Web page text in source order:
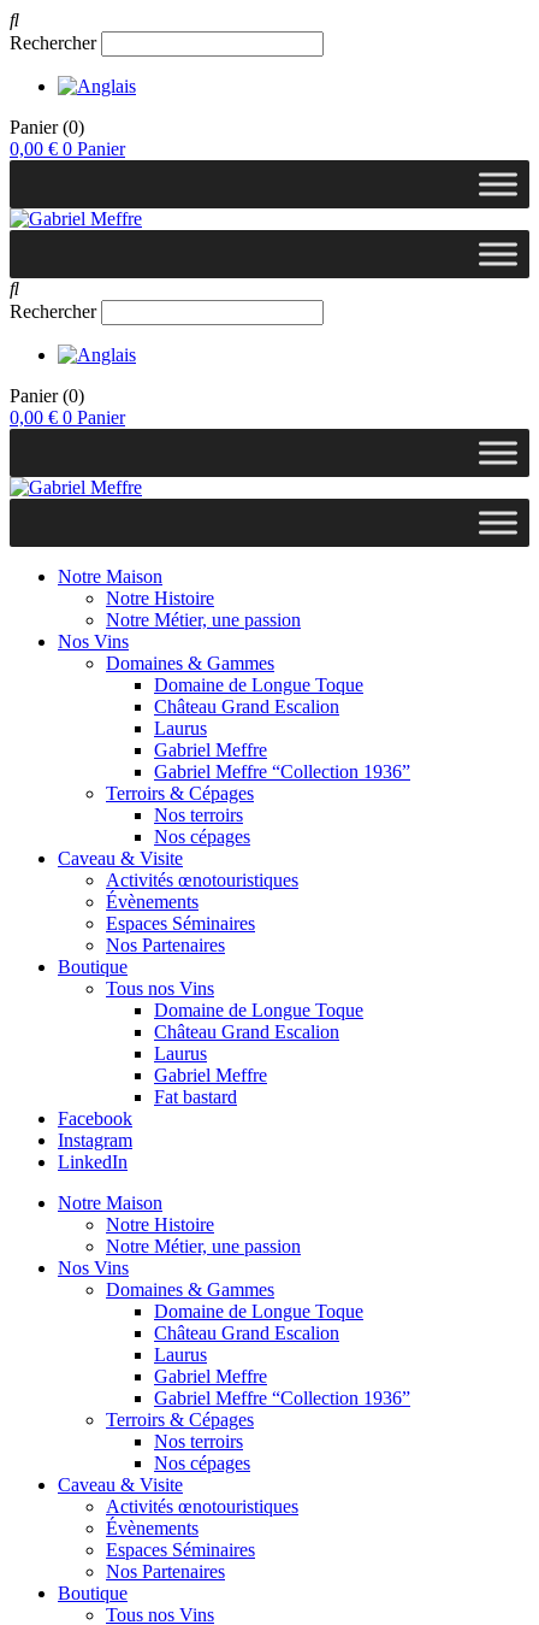
Rechercher
Panier (0)
0,00 € 0 Panier
Rechercher
Panier (0)
0,00 € 0 Panier
Notre Maison
Notre Histoire
Notre Métier, une passion
Nos Vins
Domaines & Gammes
Domaine de Longue Toque
Château Grand Escalion
Laurus
Gabriel Meffre
Gabriel Meffre “Collection 1936”
Terroirs & Cépages
Nos terroirs
Nos cépages
Caveau & Visite
Activités œnotouristiques
Évènements
Espaces Séminaires
Nos Partenaires
Boutique
Tous nos Vins
Domaine de Longue Toque
Château Grand Escalion
Laurus
Gabriel Meffre
Fat bastard
Facebook
Instagram
LinkedIn
Notre Maison
Notre Histoire
Notre Métier, une passion
Nos Vins
Domaines & Gammes
Domaine de Longue Toque
Château Grand Escalion
Laurus
Gabriel Meffre
Gabriel Meffre “Collection 1936”
Terroirs & Cépages
Nos terroirs
Nos cépages
Caveau & Visite
Activités œnotouristiques
Évènements
Espaces Séminaires
Nos Partenaires
Boutique
Tous nos Vins